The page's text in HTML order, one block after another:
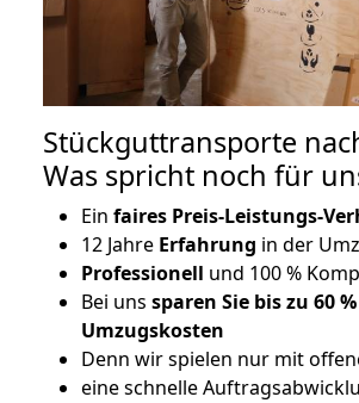
Stückguttransporte
Was spricht noch für
Ein faires Preis-Leistungs-
12 Jahre Erfahrung in der
Professionell und 100 %
Bei uns sparen Sie bis zu 60 %
Umzugskosten
Denn wir spielen nur mit
eine schnelle